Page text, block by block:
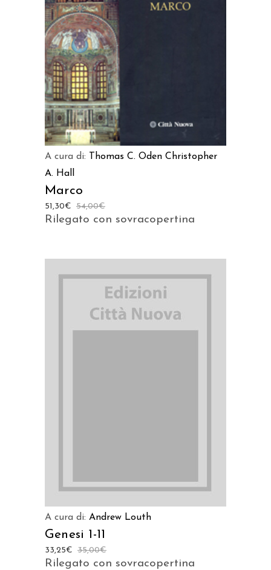
AGGIUNGI AL CARRELLO
A cura di: Thomas C. Oden Christopher
A. Hall
Marco
54,00€
51,30€
Rilegato con sovracopertina
A cura di: Andrew Louth
Genesi 1-11
35,00€
33,25€
Rilegato con sovracopertina